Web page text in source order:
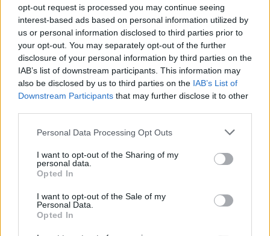
opt-out request is processed you may continue seeing
interest-based ads based on personal information utilized by
us or personal information disclosed to third parties prior to
your opt-out. You may separately opt-out of the further
disclosure of your personal information by third parties on the
IAB’s list of downstream participants. This information may
also be disclosed by us to third parties on the IAB’s List of
Downstream Participants that may further disclose it to other
Personal Data Processing Opt Outs
I want to opt-out of the Sharing of my
personal data.
Opted In
I want to opt-out of the Sale of my
Personal Data.
Opted In
Commenti
Accedioregistratiper commentare questo
L'email è richiesta ma non verrà mostrata ai visitatori. Il contenuto di questo
commento esprime il pensiero dell'autore e non rappresenta la linea editoriale
di VareseNews.it, che rimane autonoma e indipendente. I messaggi inclusi nei
possono essere automaticamente pubblicati senza filtro preventivo. I commenti
che includano uno o più link a siti esterni verranno rimossi in automatico dal